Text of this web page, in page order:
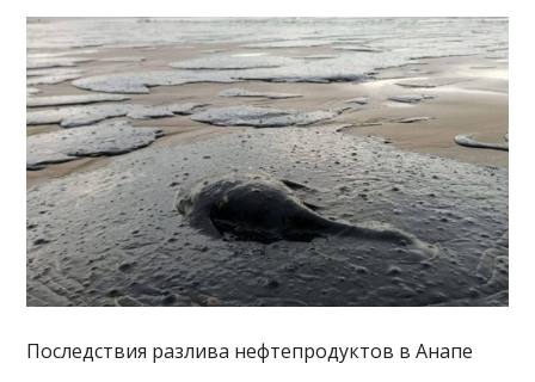
Последствия разлива нефтепродуктов в Анапе